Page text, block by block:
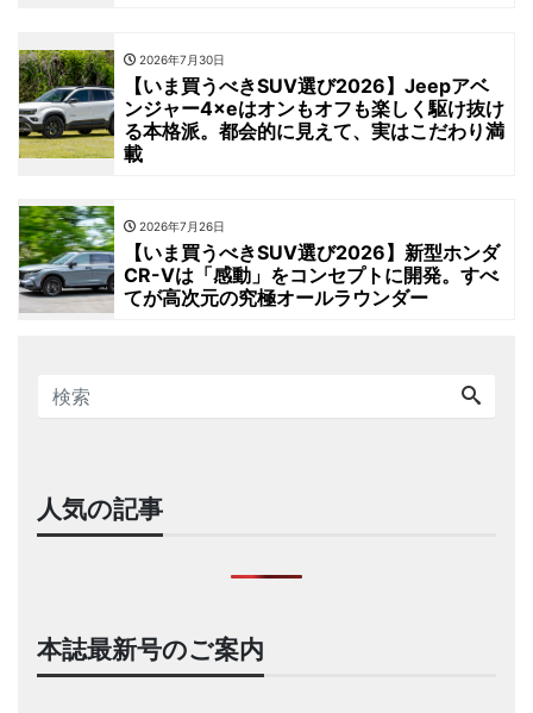
2026年7月30日
【いま買うべきSUV選び2026】Jeepアベ
ンジャー4×eはオンもオフも楽しく駆け抜け
る本格派。都会的に見えて、実はこだわり満
載
2026年7月26日
【いま買うべきSUV選び2026】新型ホンダ
CR-Vは「感動」をコンセプトに開発。すべ
てが高次元の究極オールラウンダー
人気の記事
本誌最新号のご案内